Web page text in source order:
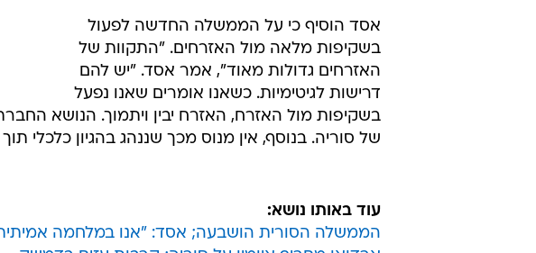
אסד הוסיף כי על הממשלה החדשה לפעול
בשקיפות מלאה מול האזרחים. "התקוות של
האזרחים גדולות מאוד", אמר אסד. "יש להם
דרישות לגיטימיות. כשאנו אומרים שאנו נפעל
בשקיפות מול האזרח, האזרח יבין ויתמוך. הנושא
של סוריה. בנוסף, אין מנוס מכך שננהג בהגיון כלכלי
עוד באותו נושא:
הממשלה הסורית הושבעה; אסד: "אנו במלחמה